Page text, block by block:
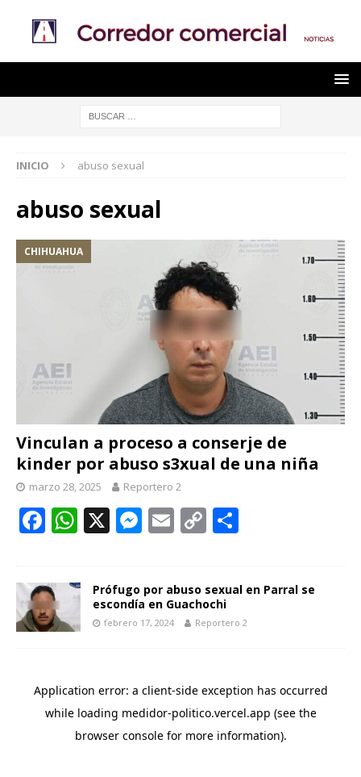
INICIO abuso sexual
abuso sexual
CHIHUAHUA
Vinculan a proceso a conserje de
kinder por abuso s3xual de una niña
marzo 28, 2025 Reportero 2
F
b
o
W
s
A
X M
e
n
E
l
C
y
Li
p
ar
Prófugo por abuso sexual en Parral se
escondía en Guachochi
febrero 17, 2024 Reportero 2